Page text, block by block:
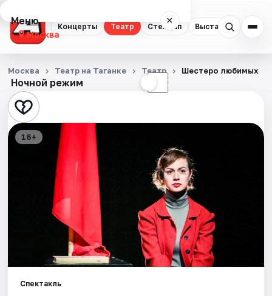
Концерты Театр Стендап Выставки
Меню ×
Москва
Концерты
Театр
Стендап
Выставки
Экскурсии
События
Ночной режим ☾
Москва Театр на Таганке Театр Шестеро любимых
16+
Спектакль